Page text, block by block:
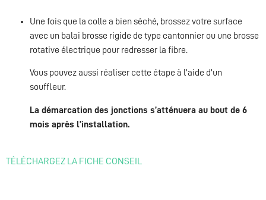
Une fois que la colle a bien séché, brossez votre surface
avec un balai brosse rigide de type cantonnier ou une brosse
rotative électrique pour redresser la fibre.
Vous pouvez aussi réaliser cette étape à l’aide d’un
souffleur.
La démarcation des jonctions s’atténuera au bout de 6
mois après l’installation.
TÉLÉCHARGEZ LA FICHE CONSEIL